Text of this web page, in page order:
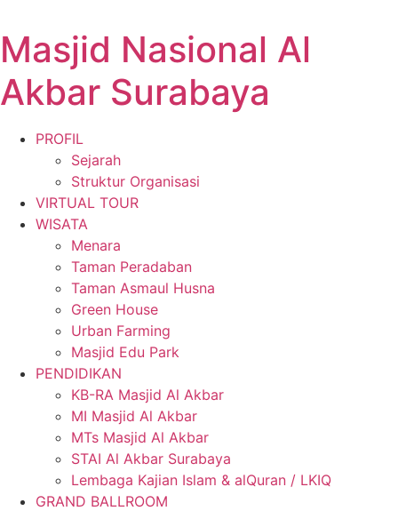
Masjid Nasional Al
Akbar Surabaya
PROFIL
Sejarah
Struktur Organisasi
VIRTUAL TOUR
WISATA
Menara
Taman Peradaban
Taman Asmaul Husna
Green House
Urban Farming
Masjid Edu Park
PENDIDIKAN
KB-RA Masjid Al Akbar
MI Masjid Al Akbar
MTs Masjid Al Akbar
STAI Al Akbar Surabaya
Lembaga Kajian Islam & alQuran / LKIQ
GRAND BALLROOM